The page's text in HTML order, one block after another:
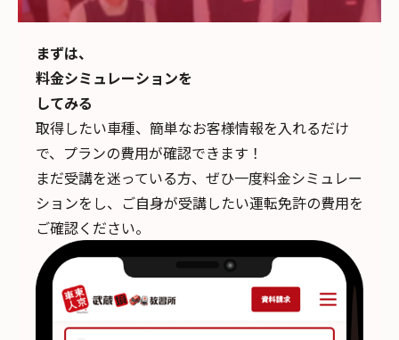
まずは、
料金シミュレーションを
してみる
取得したい車種、簡単なお客様情報を入れるだけ
で、 プランの費用が確認できます！
まだ受講を迷っている方、ぜひ一度料金シミュレー
ションをし、ご自身が受講したい運転免許の費用を
ご確認ください。